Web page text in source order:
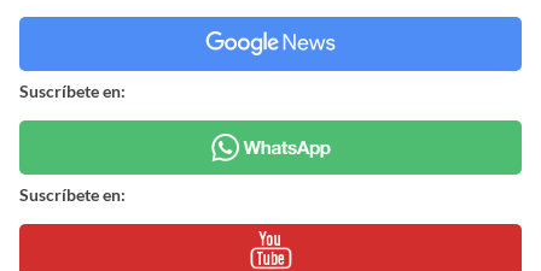
Suscríbete en:
Suscríbete en: